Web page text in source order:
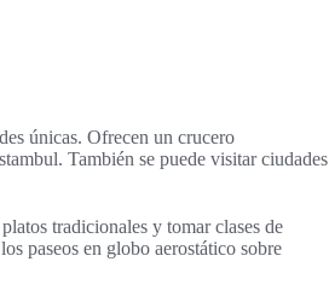
únicas. Ofrecen un crucero
También se puede visitar ciudades
tradicionales y tomar clases de
paseos en globo aerostático sobre